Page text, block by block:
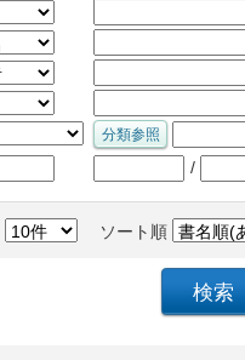
/
ソート順